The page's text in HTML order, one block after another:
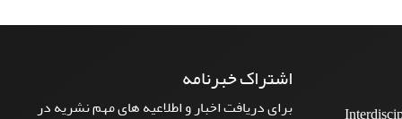
اشتراک خبرنامه
برای دریافت اخبار و اطلاعیه های مهم نشریه در